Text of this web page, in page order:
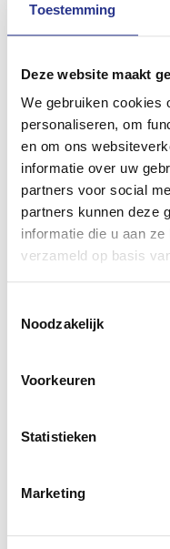
Toestemming
Deze website maakt
We gebruiken cookies
personaliseren, om
en om ons
informatie over uw
partners voor social
partners kunnen deze
informatie die u aan
verzameld op basis
Noodzakelijk
Voorkeuren
Statistieken
Marketing
EV
De EV
elektrisch rijden
Nederland.
zowel zakelijke
en tal van
Uniek daarbij
Zandvoort te
De VER en EV
hechte band
wagenpark te